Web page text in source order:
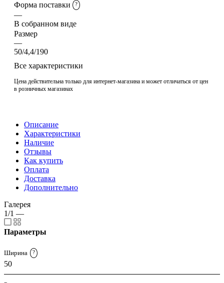
Форма поставки
?
—
В собранном виде
Размер
—
50/4,4/190
Все характеристики
Цена действительна только для интернет-магазина и может отличаться от цен
в розничных магазинах
Описание
Характеристики
Наличие
Отзывы
Как купить
Оплата
Доставка
Дополнительно
Галерея
1/1 —
Параметры
Ширина ?
50